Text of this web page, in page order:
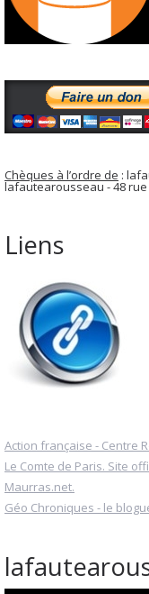
Chèques à l’ordre de :
lafautearousseau - 48 rue
Liens
Action française - Centre
Le Comte de Paris. Site
Maurras.net.
Géo Chroniques - le